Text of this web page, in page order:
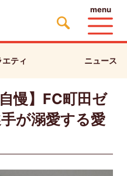
menu
エティ ニュース
慢】FC町田ゼ
が溺愛する愛